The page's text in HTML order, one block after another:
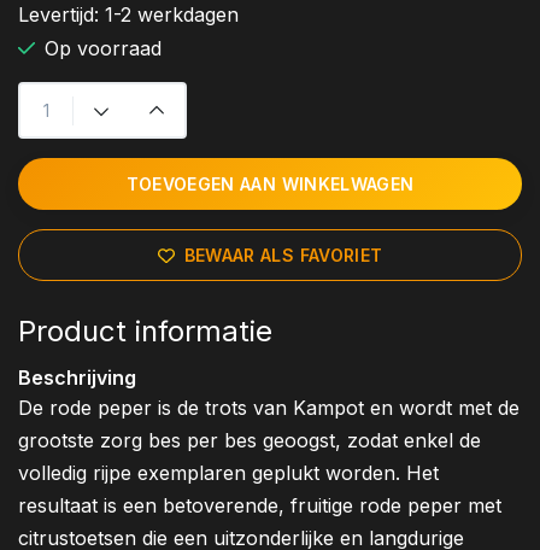
Levertijd: 1-2 werkdagen
Op voorraad
TOEVOEGEN AAN WINKELWAGEN
BEWAAR ALS FAVORIET
Product informatie
Beschrijving
De rode peper is de trots van Kampot en wordt met de
grootste zorg bes per bes geoogst, zodat enkel de
volledig rijpe exemplaren geplukt worden. Het
resultaat is een betoverende, fruitige rode peper met
citrustoetsen die een uitzonderlijke en langdurige